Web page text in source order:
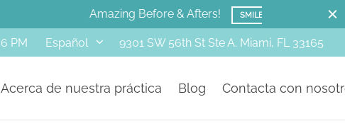
PM Español 9301 SW 56th St Ste A. Miami, FL 33165
Acerca de nuestra práctica Blog Contacta con